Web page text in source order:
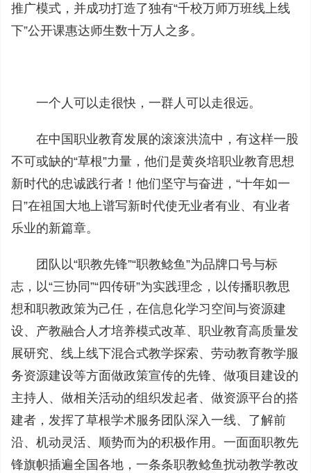
推广模式，并成功打造了独有“千校万师万班线上线
下”公开课惠达师生数十万人之多。
一个人可以走很快，一群人可以走很远。
在中国职业教育发展的滚滚洪流中，有这样一股
不可或缺的“草根”力量，他们是黄炎培职业教育思想
新时代的忠诚践行者！他们坚守与奋进，“十年如一
日”在祖国大地上谱写新时代使无业者有业、有业者
乐业的新篇章。
团队以“职教先锋”“职教鲶鱼”为品牌口号与标
志，以“三协同”“四传研”为实践理念，以传播职教思
想和职教政策为己任，在信息化学习空间与资源建
设、产教融合人才培养模式改革、职业教育高质量发
展研究、线上线下混合式教学探索、劳动教育教学服
务资源建设等方面做政策宣传的先锋、做项目建设的
主持人、做相关活动的组织发起者、做资源平台的搭
建者，发挥了草根学术服务团队深入一线、了解前
沿、机动灵活、顺势而为的积极作用。一面面职教先
锋旗帜插遍全国各地，一条条职教鲶鱼扰动教学教改